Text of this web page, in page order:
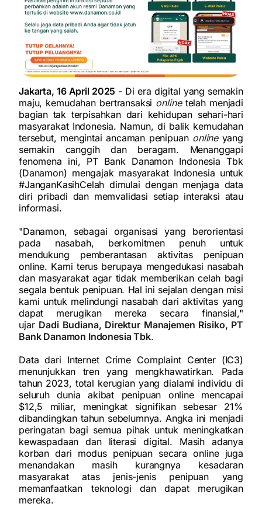
Jakarta, 16 April 2025 - Di era digital yang semakin
maju, kemudahan bertransaksi onlinetelah menjadi
bagian tak terpisahkan dari kehidupan sehari-hari
masyarakat Indonesia. Namun, di balik kemudahan
tersebut, mengintai ancaman penipuan onlineyang
semakin canggih dan beragam. Menanggapi
fenomena ini, PT Bank Danamon Indonesia Tbk
(Danamon) mengajak masyarakat Indonesia untuk
#JanganKasihCelah dimulai dengan menjaga data
diri pribadi dan memvalidasi setiap interaksi atau
informasi.
"Danamon, sebagai organisasi yang berorientasi
pada nasabah, berkomitmen penuh untuk
mendukung pemberantasan aktivitas penipuan
online. Kami terus berupaya mengedukasi nasabah
dan masyarakat agar tidak memberikan celah bagi
segala bentuk penipuan. Hal ini sejalan dengan misi
kami untuk melindungi nasabah dari aktivitas yang
dapat merugikan mereka secara finansial,"
ujar Dadi Budiana, Direktur Manajemen Risiko, PT
Bank Danamon Indonesia Tbk.
Data dari Internet Crime Complaint Center (IC3)
menunjukkan tren yang mengkhawatirkan. Pada
tahun 2023, total kerugian yang dialami individu di
seluruh dunia akibat penipuan online mencapai
$12,5 miliar, meningkat signifikan sebesar 21%
dibandingkan tahun sebelumnya. Angka ini menjadi
peringatan bagi semua pihak untuk meningkatkan
kewaspadaan dan literasi digital. Masih adanya
korban dari modus penipuan secara online juga
menandakan masih kurangnya kesadaran
masyarakat atas jenis-jenis penipuan yang
memanfaatkan teknologi dan dapat merugikan
mereka.